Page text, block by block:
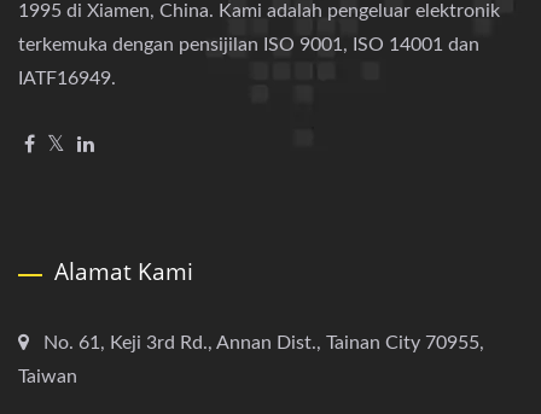
1995 di Xiamen, China. Kami adalah pengeluar elektronik
terkemuka dengan pensijilan ISO 9001, ISO 14001 dan
IATF16949.
Alamat Kami
No. 61, Keji 3rd Rd., Annan Dist., Tainan City 70955,
Taiwan